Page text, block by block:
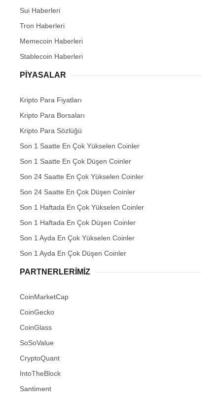
Sui Haberleri
Tron Haberleri
Memecoin Haberleri
Stablecoin Haberleri
PIYASALAR
Kripto Para Fiyatları
Kripto Para Borsaları
Kripto Para Sözlüğü
Son 1 Saatte En Çok Yükselen Coinler
Son 1 Saatte En Çok Düşen Coinler
Son 24 Saatte En Çok Yükselen Coinler
Son 24 Saatte En Çok Düşen Coinler
Son 1 Haftada En Çok Yükselen Coinler
Son 1 Haftada En Çok Düşen Coinler
Son 1 Ayda En Çok Yükselen Coinler
Son 1 Ayda En Çok Düşen Coinler
PARTNERLERIMIZ
CoinMarketCap
CoinGecko
CoinGlass
SoSoValue
CryptoQuant
IntoTheBlock
Santiment